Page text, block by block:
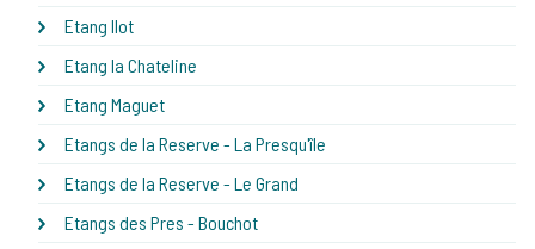
Etang Ilot
Etang la Chateline
Etang Maguet
Etangs de la Reserve - La Presqu'île
Etangs de la Reserve - Le Grand
Etangs des Pres - Bouchot